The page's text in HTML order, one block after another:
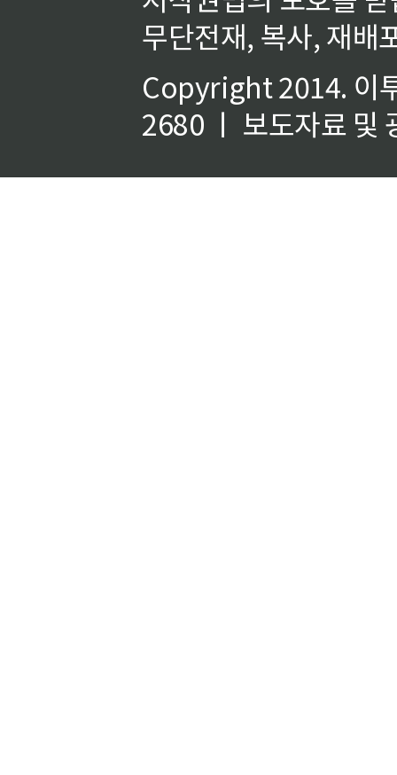
무단전재, 복사, 재배
Copyright 2014. 이
2680 ㅣ 보도자료